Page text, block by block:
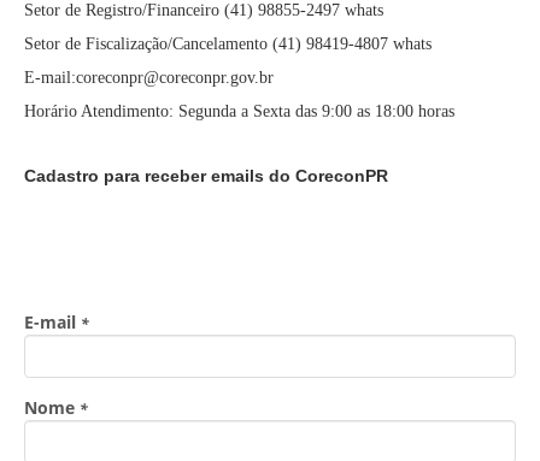
Setor de Registro/Financeiro (41) 98855-2497 whats
Setor de Fiscalização/Cancelamento (41) 98419-4807 whats
E-mail:coreconpr@coreconpr.gov.br
Horário Atendimento: Segunda a Sexta das 9:00 as 18:00 horas
Cadastro para receber emails do CoreconPR